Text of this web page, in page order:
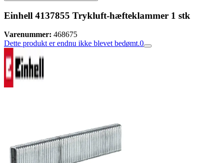
Einhell 4137855 Trykluft-hæfteklammer 1 stk
Varenummer: 468675
Dette produkt er endnu ikke blevet bedømt.0